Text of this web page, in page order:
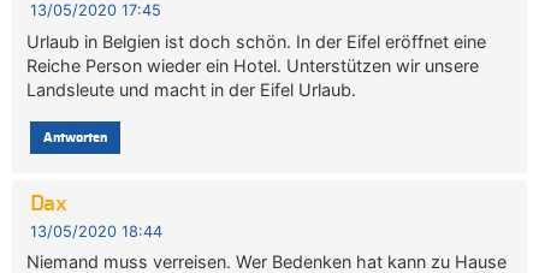
13/05/2020 17:45
Urlaub in Belgien ist doch schön. In der Eifel eröffnet eine
Reiche Person wieder ein Hotel. Unterstützen wir unsere
Landsleute und macht in der Eifel Urlaub.
Antworten
Dax
13/05/2020 18:44
Niemand muss verreisen. Wer Bedenken hat kann zu Hause